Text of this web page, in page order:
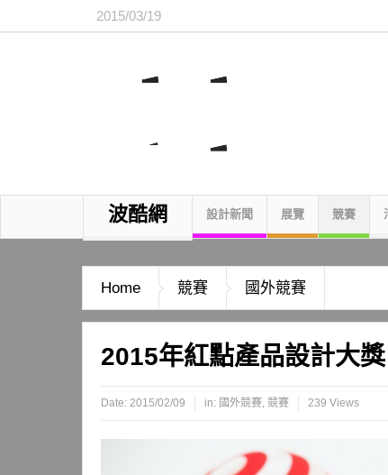
2015/03/19
波酷網 設計新聞 展覽 競賽
Home 競賽 國外競賽
2015年紅點產品設計大
Date: 2015/02/09 in: 國外競賽, 競賽 239 Views